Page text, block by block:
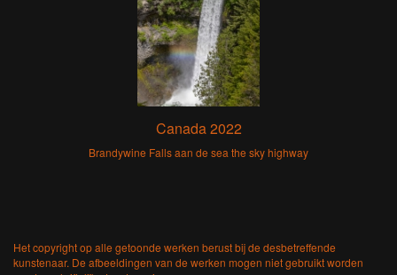
Canada 2022
Brandywine Falls aan de sea the sky highway
Het copyright op alle getoonde werken berust bij de desbetreffende
kunstenaar. De afbeeldingen van de werken mogen niet gebruikt worden